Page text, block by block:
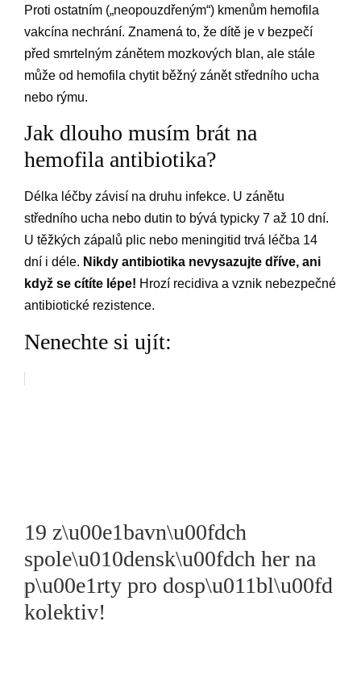
Proti ostatním („neopouzdřeným“) kmenům hemofila
vakcína nechrání. Znamená to, že dítě je v bezpečí
před smrtelným zánětem mozkových blan, ale stále
může od hemofila chytit běžný zánět středního ucha
nebo rýmu.
Jak dlouho musím brát na
hemofila antibiotika?
Délka léčby závisí na druhu infekce. U zánětu
středního ucha nebo dutin to bývá typicky 7 až 10 dní.
U těžkých zápalů plic nebo meningitid trvá léčba 14
dní i déle. Nikdy antibiotika nevysazujte dříve, ani
když se cítíte lépe! Hrozí recidiva a vznik nebezpečné
antibiotické rezistence.
Nenechte si ujít:
19 z\u00e1bavn\u00fdch
spole\u010densk\u00fdch her na
p\u00e1rty pro dosp\u011bl\u00fd
kolektiv!